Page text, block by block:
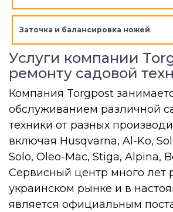
Заточка и балансировка ножей
Услуги компании
ремонту садовой
Компания Torgpost
обслуживанием различной
техники от разных
включая Husqvarna, Al-Ko,
Solo, Oleo-Mac, Stiga, Alpina,
Сервисный центр много лет
украинском рынке и в
является официальным